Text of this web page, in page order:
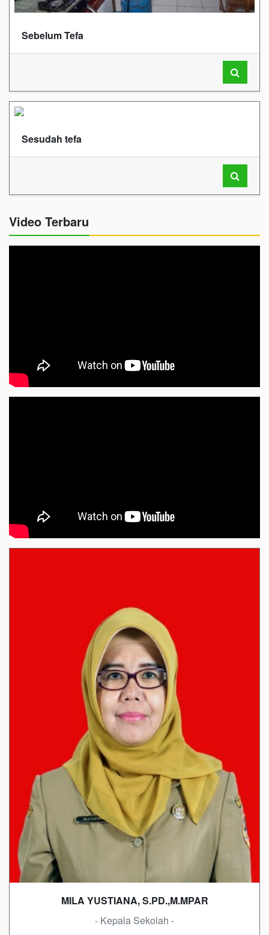
Sebelum Tefa
Sesudah tefa
Video Terbaru
MILA YUSTIANA, S.PD.,M.MPAR
- Kepala Sekolah -